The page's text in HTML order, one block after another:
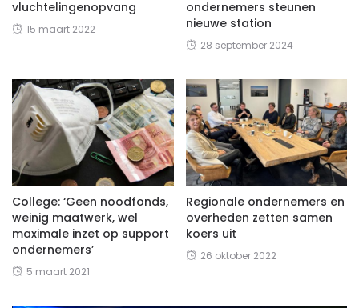
vluchtelingenopvang
15 maart 2022
ondernemers steunen
nieuwe station
28 september 2024
College: ‘Geen noodfonds,
weinig maatwerk, wel
maximale inzet op support
ondernemers’
5 maart 2021
Regionale ondernemers en
overheden zetten samen
koers uit
26 oktober 2022